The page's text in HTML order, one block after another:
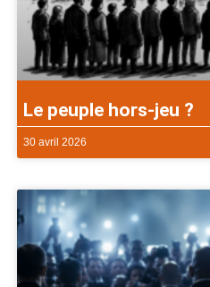
Le peuple hors-jeu ?
30 avril 2026